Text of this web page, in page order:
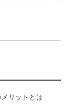
リットとは